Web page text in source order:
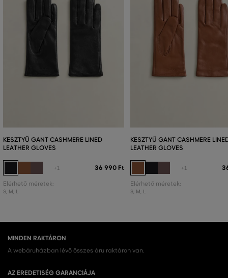
KESZTYŰ GANT CASHMERE LINED
LEATHER GLOVES
+1 36 990 Ft
Elérhető méretek:
S, M, L
KESZTYŰ GANT CASHMERE
LEATHER GLOVES
+1
Elérhető méretek:
S, M, L
MINDEN RAKTÁRON
A webáruházban lévő összes áru raktáron van.
AZ EREDETISÉG GARANCIÁJA